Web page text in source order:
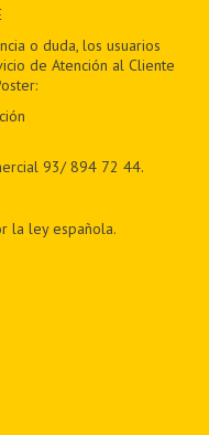
o duda, los usuarios
de Atención al Cliente
93/ 894 72 44.
la ley española.